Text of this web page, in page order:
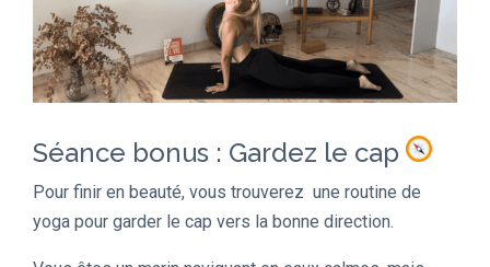
Séance bonus : Gardez le cap
Pour finir en beauté, vous trouverez une routine de
yoga pour garder le cap vers la bonne direction.